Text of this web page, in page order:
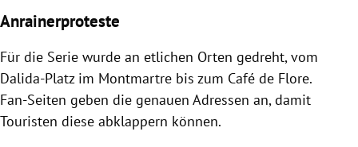
Anrainerproteste
Für die Serie wurde an etlichen Orten gedreht, vom
Dalida-Platz im Montmartre bis zum Café de Flore.
Fan-Seiten geben die genauen Adressen an, damit
Touristen diese abklappern können.